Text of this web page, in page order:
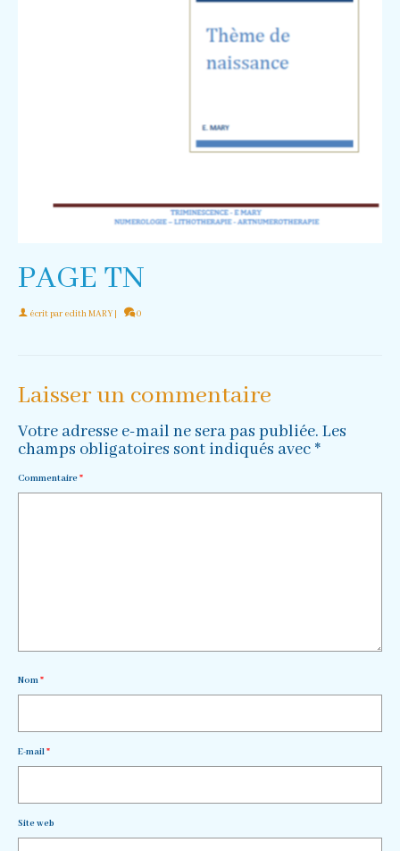
PAGE TN
écrit par edith MARY | 0
Laisser un commentaire
Votre adresse e-mail ne sera pas publiée. Les
champs obligatoires sont indiqués avec *
Commentaire*
Nom*
E-mail*
Site web